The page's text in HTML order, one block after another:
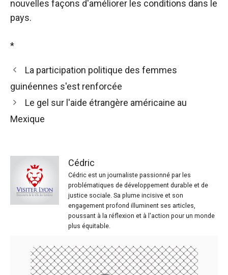
nouvelles façons d'améliorer les conditions dans le
pays.
*
La participation politique des femmes
guinéennes s'est renforcée
Le gel sur l'aide étrangère américaine au
Mexique
Cédric
Cédric est un journaliste passionné par les
problématiques de développement durable et de
justice sociale. Sa plume incisive et son
engagement profond illuminent ses articles,
poussant à la réflexion et à l'action pour un monde
plus équitable.